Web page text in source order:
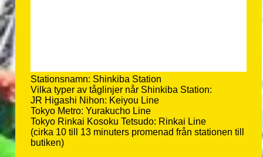
Stationsnamn: Shinkiba Station
Vilka typer av tåglinjer når Shinkiba Station:
JR Higashi Nihon: Keiyou Line
Tokyo Metro: Yurakucho Line
Tokyo Rinkai Kosoku Tetsudo: Rinkai Line
(cirka 10 till 13 minuters promenad från stationen till
butiken)